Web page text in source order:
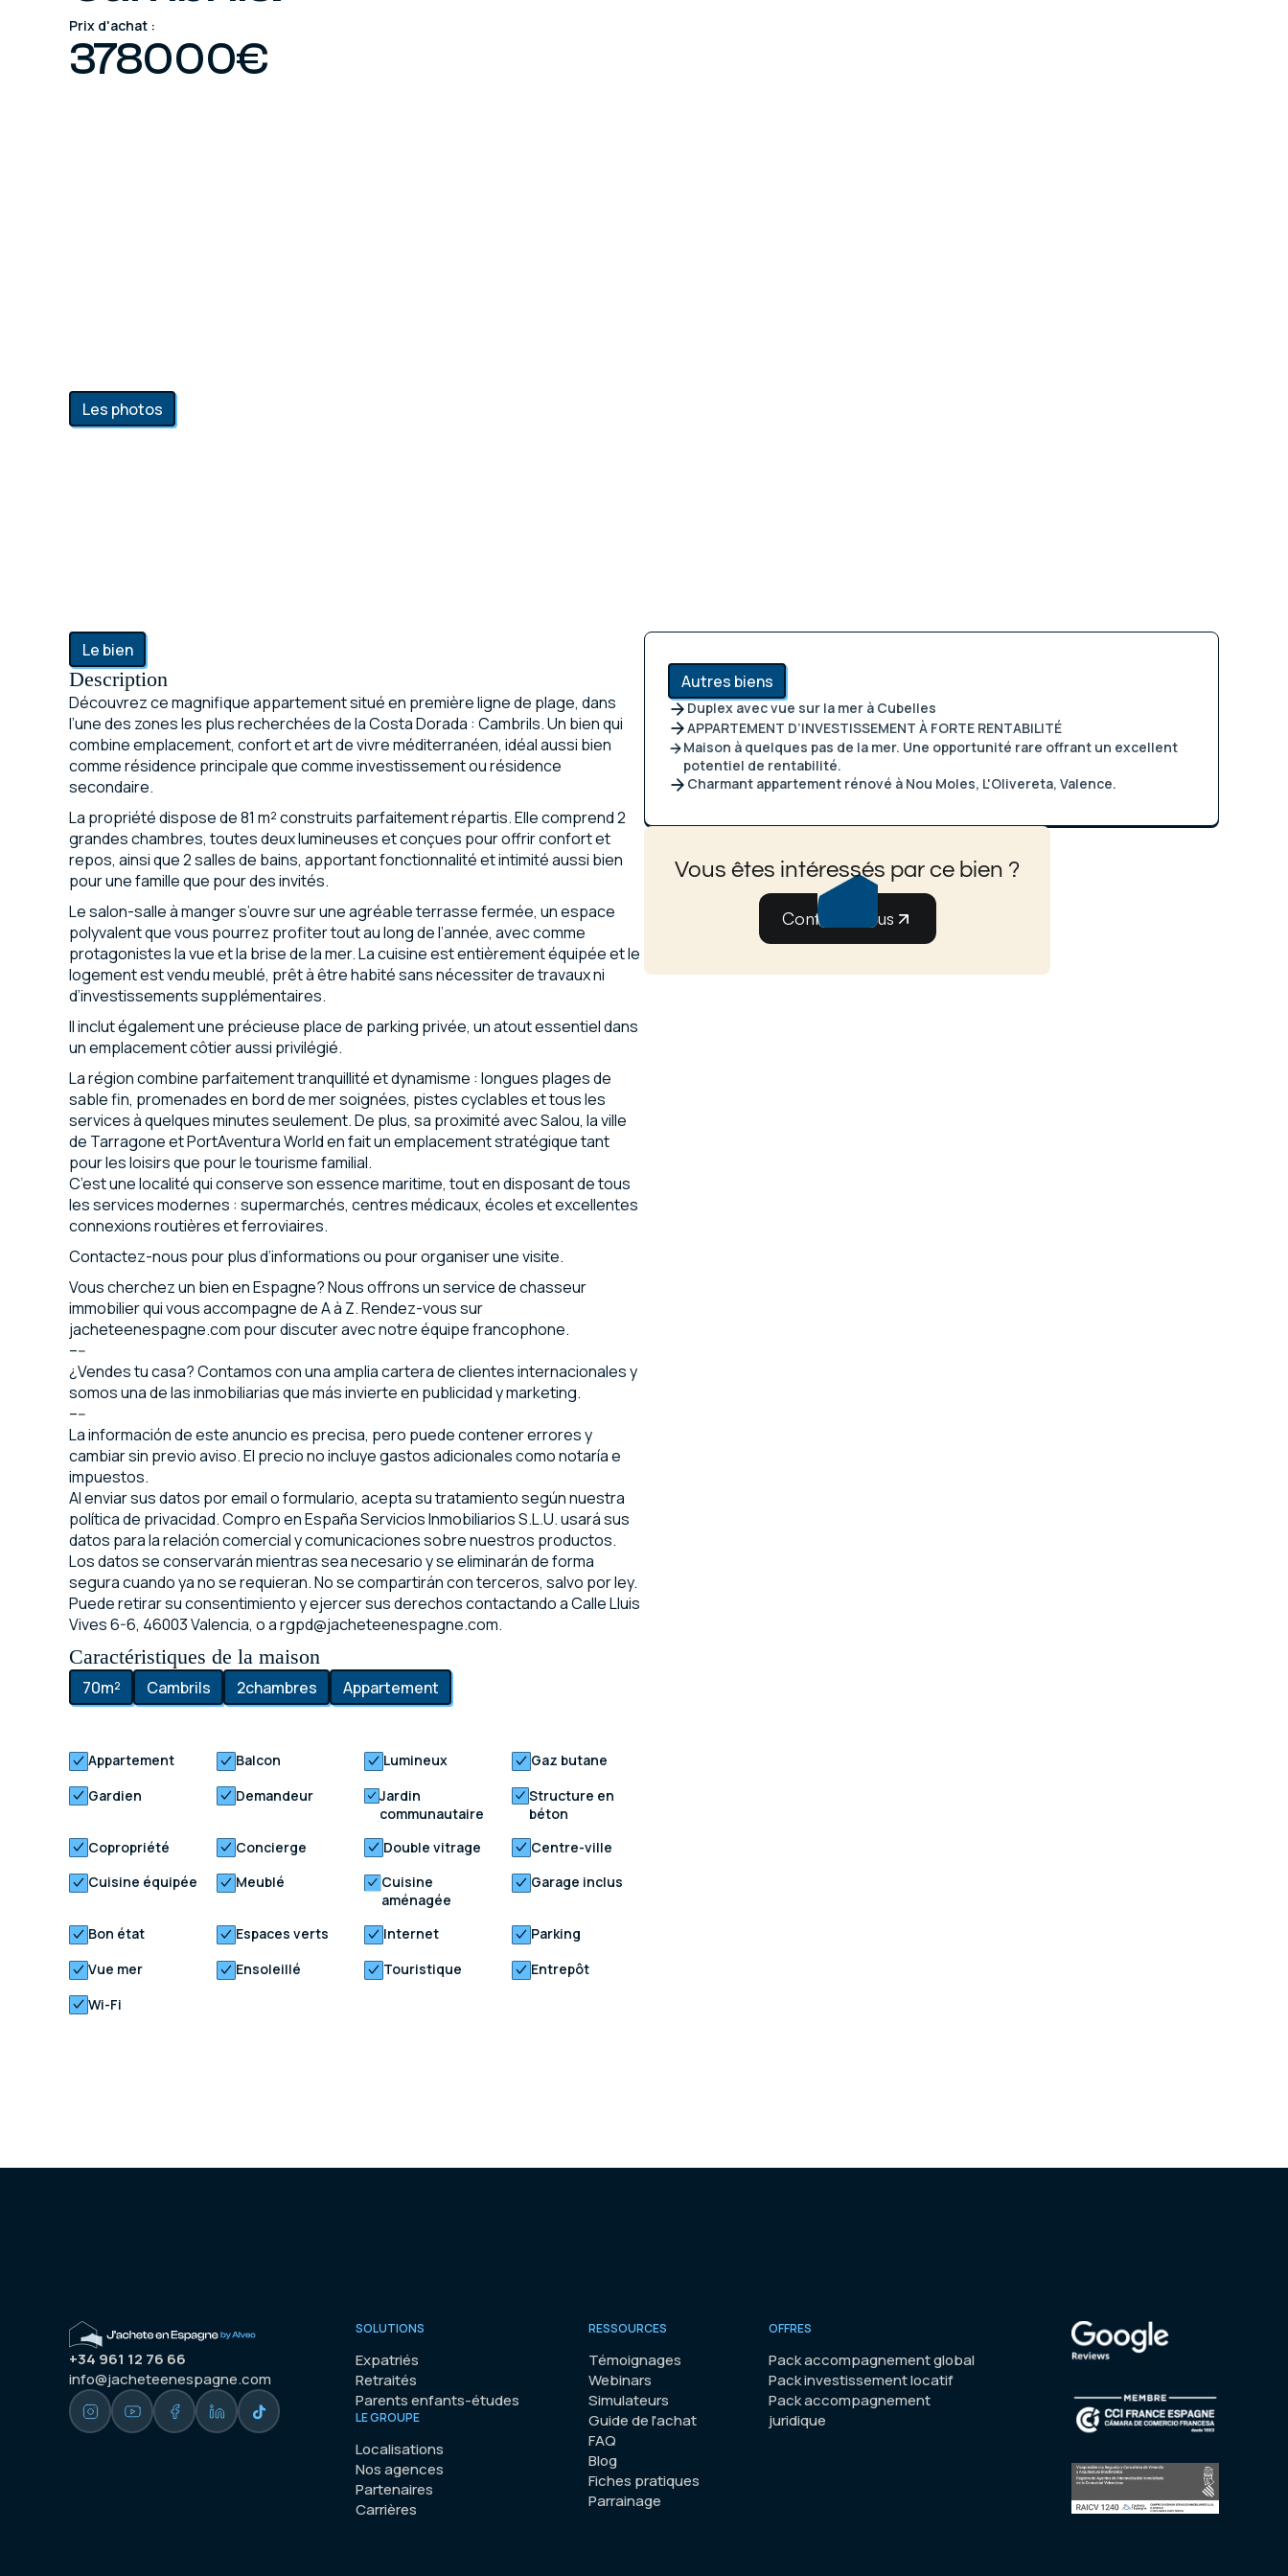
Prix d'achat :
378000€
Les photos
Le bien
Description
Découvrez ce magnifique appartement situé en première ligne de plage, dans
l’une des zones les plus recherchées de la Costa Dorada : Cambrils. Un bien qui
combine emplacement, confort et art de vivre méditerranéen, idéal aussi bien
comme résidence principale que comme investissement ou résidence
secondaire.
La propriété dispose de 81 m² construits parfaitement répartis. Elle comprend 2
grandes chambres, toutes deux lumineuses et conçues pour offrir confort et
repos, ainsi que 2 salles de bains, apportant fonctionnalité et intimité aussi bien
pour une famille que pour des invités.
Le salon-salle à manger s’ouvre sur une agréable terrasse fermée, un espace
polyvalent que vous pourrez profiter tout au long de l’année, avec comme
protagonistes la vue et la brise de la mer. La cuisine est entièrement équipée et le
logement est vendu meublé, prêt à être habité sans nécessiter de travaux ni
d’investissements supplémentaires.
Il inclut également une précieuse place de parking privée, un atout essentiel dans
un emplacement côtier aussi privilégié.
La région combine parfaitement tranquillité et dynamisme : longues plages de
sable fin, promenades en bord de mer soignées, pistes cyclables et tous les
services à quelques minutes seulement. De plus, sa proximité avec Salou, la ville
de Tarragone et PortAventura World en fait un emplacement stratégique tant
pour les loisirs que pour le tourisme familial.
C’est une localité qui conserve son essence maritime, tout en disposant de tous
les services modernes : supermarchés, centres médicaux, écoles et excellentes
connexions routières et ferroviaires.
Contactez-nous pour plus d’informations ou pour organiser une visite.
Vous cherchez un bien en Espagne? Nous offrons un service de chasseur
immobilier qui vous accompagne de A à Z. Rendez-vous sur
jacheteenespagne.com pour discuter avec notre équipe francophone.
–--
¿Vendes tu casa? Contamos con una amplia cartera de clientes internacionales y
somos una de las inmobiliarias que más invierte en publicidad y marketing.
–--
La información de este anuncio es precisa, pero puede contener errores y
cambiar sin previo aviso. El precio no incluye gastos adicionales como notaría e
impuestos.
Al enviar sus datos por email o formulario, acepta su tratamiento según nuestra
política de privacidad. Compro en España Servicios Inmobiliarios S.L.U. usará sus
datos para la relación comercial y comunicaciones sobre nuestros productos.
Los datos se conservarán mientras sea necesario y se eliminarán de forma
segura cuando ya no se requieran. No se compartirán con terceros, salvo por ley.
Puede retirar su consentimiento y ejercer sus derechos contactando a Calle Lluis
Vives 6-6, 46003 Valencia, o a rgpd@jacheteenespagne.com.
Caractéristiques de la maison
70m² Cambrils 2chambres Appartement
Appartement Balcon Lumineux
Gaz butane
Gardien
Demandeur
Jardin
communautaire
Structure en
béton
Copropriété
Concierge Double vitrage
Centre-ville
Cuisine équipée
Meublé
Cuisine
aménagée
Garage inclus
Bon état Espaces verts Internet
Parking
Vue mer
Ensoleillé Touristique
Entrepôt
Wi-Fi
Autres biens
Duplex avec vue sur la mer à Cubelles
APPARTEMENT D’INVESTISSEMENT À FORTE RENTABILITÉ
Maison à quelques pas de la mer. Une opportunité rare offrant un excellent
potentiel de rentabilité.
Charmant appartement rénové à Nou Moles, L'Olivereta, Valence.
Vous êtes intéressés par ce bien ?
Contatez-nous
+34 961 12 76 66
info@jacheteenespagne.com
SOLUTIONS
Expatriés
Retraités
Parents enfants-études
LE GROUPE
Localisations
Nos agences
Partenaires
Carrières
RESSOURCES
Témoignages
Webinars
Simulateurs
Guide de l'achat
FAQ
Blog
Fiches pratiques
Parrainage
OFFRES
Pack accompagnement global
Pack investissement locatif
Pack accompagnement
juridique